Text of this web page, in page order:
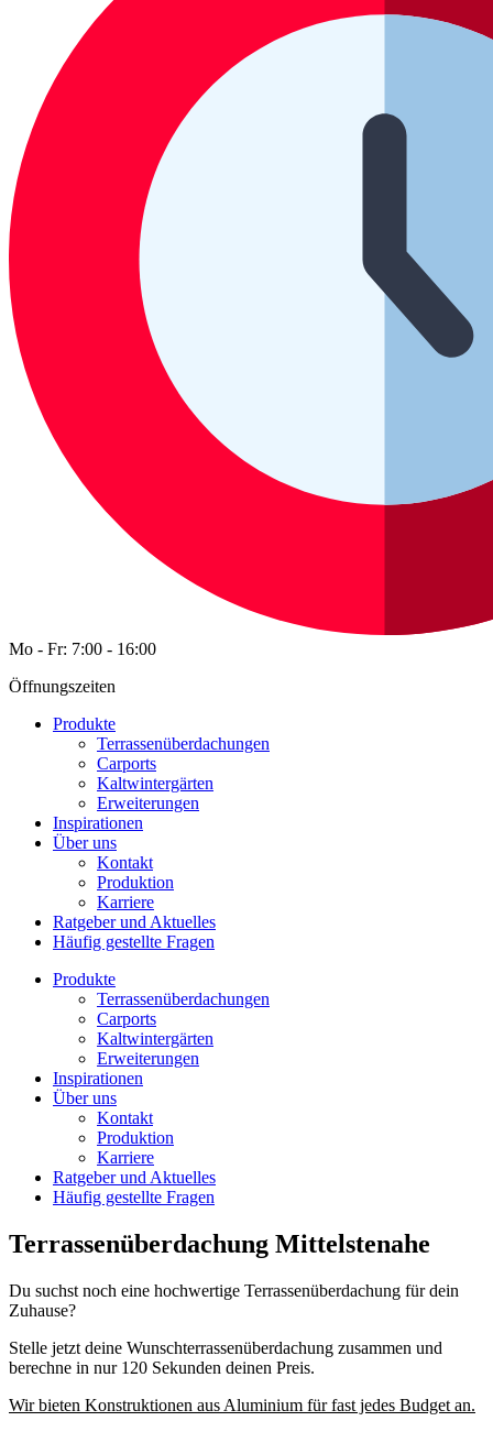
Mo - Fr: 7:00 - 16:00
Öffnungszeiten
Produkte
Terrassenüberdachungen
Carports
Kaltwintergärten
Erweiterungen
Inspirationen
Über uns
Kontakt
Produktion
Karriere
Ratgeber und Aktuelles
Häufig gestellte Fragen
Produkte
Terrassenüberdachungen
Carports
Kaltwintergärten
Erweiterungen
Inspirationen
Über uns
Kontakt
Produktion
Karriere
Ratgeber und Aktuelles
Häufig gestellte Fragen
Terrassenüberdachung Mittelstenahe
Du suchst noch eine hochwertige Terrassenüberdachung für dein
Zuhause?
Stelle jetzt deine Wunschterrassenüberdachung zusammen und
berechne in nur 120 Sekunden deinen Preis.
Wir bieten Konstruktionen aus Aluminium für fast jedes Budget an.